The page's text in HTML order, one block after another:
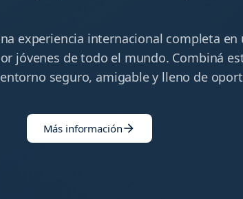
experiencia internacional completa en
jóvenes de todo el mundo. Combiná
seguro, amigable y lleno de
Más informaciónarrow_forward